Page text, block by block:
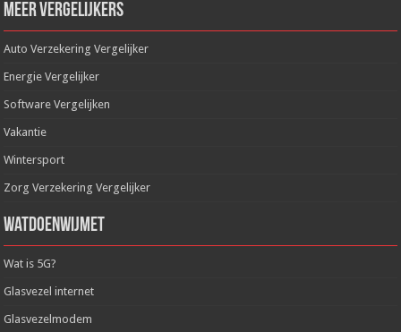
Meer Vergelijkers
Auto Verzekering Vergelijker
Energie Vergelijker
Software Vergelijken
Vakantie
Wintersport
Zorg Verzekering Vergelijker
WatDoenWijMet
Wat is 5G?
Glasvezel internet
Glasvezelmodem